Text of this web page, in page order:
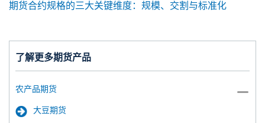
了解更多期货产品
农产品期货
大豆期货
期货合约规格的三大关键维度：规模、交割与标准化